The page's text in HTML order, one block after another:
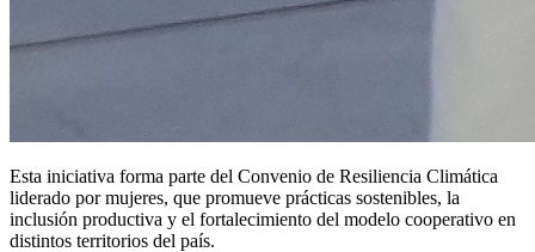
Esta iniciativa forma parte del Convenio de Resiliencia Climática
liderado por mujeres, que promueve prácticas sostenibles, la
inclusión productiva y el fortalecimiento del modelo cooperativo en
distintos territorios del país.